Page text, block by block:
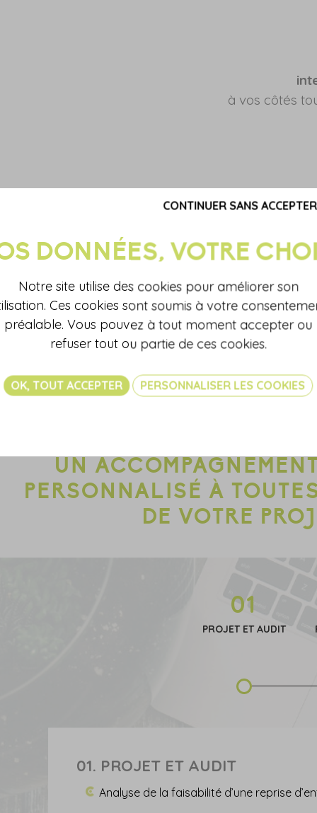
à vos côtés
ATOUT + AEC
Notre accompagnement
aux contraintes de chaque
unique dédié qui suit le projet de
Mobilisé auprès de 5 entreprises
sait conjuguer nécessaires
UN
PERSONNALISÉ À
DE VOTRE
01
PROJET ET AUDIT
01. PROJET ET AUDIT
Analyse de la faisabilité d’une reprise
03.
Notre site utilise des cookies pour améliorer son
Ces cookies sont soumis à votre
préalable. Vous pouvez à tout moment accepter ou
refuser tout ou partie de ces cookies.
OK, TOUT ACCEPTER
CONTINUER SANS ACCEPTER
PERSONNALISER LES COOKIES